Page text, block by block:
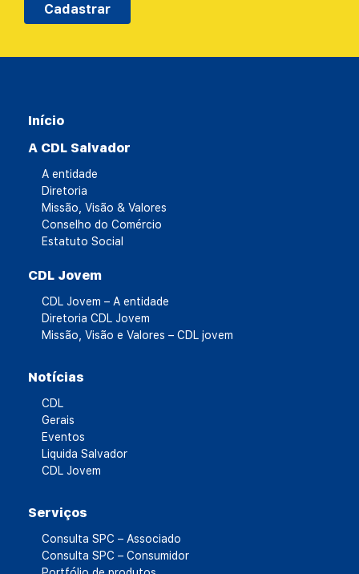
Cadastrar
Início
A CDL Salvador
A entidade
Diretoria
Missão, Visão & Valores
Conselho do Comércio
Estatuto Social
CDL Jovem
CDL Jovem – A entidade
Diretoria CDL Jovem
Missão, Visão e Valores – CDL jovem
Notícias
CDL
Gerais
Eventos
Liquida Salvador
CDL Jovem
Serviços
Consulta SPC – Associado
Consulta SPC – Consumidor